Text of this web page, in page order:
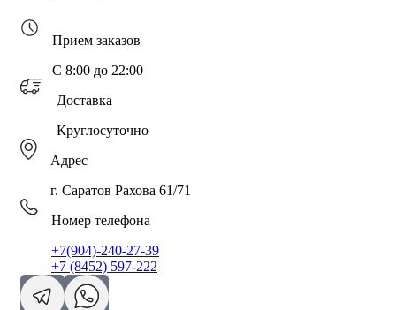
Прием заказов
С 8:00 до 22:00
Доставка
Круглосуточно
Адрес
г. Саратов Рахова 61/71
Номер телефона
+7(904)-240-27-39
+7 (8452) 597-222